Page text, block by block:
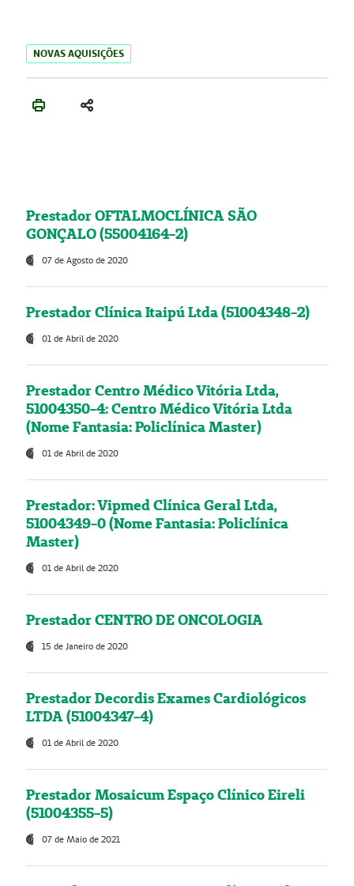
NOVAS AQUISIÇÕES
Prestador OFTALMOCLÍNICA SÃO
GONÇALO (55004164-2)
07 de Agosto de 2020
Prestador Clínica Itaipú Ltda (51004348-2)
01 de Abril de 2020
Prestador Centro Médico Vitória Ltda,
51004350-4: Centro Médico Vitória Ltda
(Nome Fantasia: Policlínica Master)
01 de Abril de 2020
Prestador: Vipmed Clínica Geral Ltda,
51004349-0 (Nome Fantasia: Policlínica
Master)
01 de Abril de 2020
Prestador CENTRO DE ONCOLOGIA
15 de Janeiro de 2020
Prestador Decordis Exames Cardiológicos
LTDA (51004347-4)
01 de Abril de 2020
Prestador Mosaicum Espaço Clínico Eireli
(51004355-5)
07 de Maio de 2021